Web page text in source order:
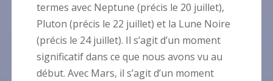
termes avec Neptune (précis le 20 juillet),
Pluton (précis le 22 juillet) et la Lune Noire
(précis le 24 juillet). Il s’agit d’un moment
significatif dans ce que nous avons vu au
début. Avec Mars, il s’agit d’un moment